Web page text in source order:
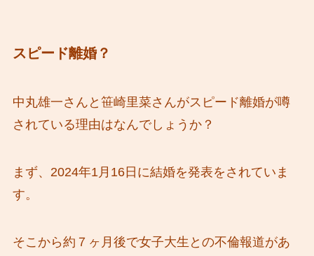
スピード離婚？
中丸雄一さんと笹崎里菜さんがスピード離婚が噂
されている理由はなんでしょうか？
まず、2024年1月16日に結婚を発表をされていま
す。
そこから約７ヶ月後で女子大生との不倫報道があ